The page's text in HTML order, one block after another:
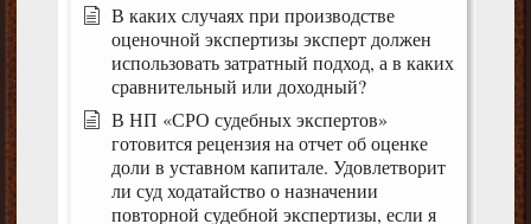
В каких случаях при производстве
оценочной экспертизы эксперт должен
использовать затратный подход, а в каких
сравнительный или доходный?
В НП «СРО судебных экспертов»
готовится рецензия на отчет об оценке
доли в уставном капитале. Удовлетворит
ли суд ходатайство о назначении
повторной судебной экспертизы, если я